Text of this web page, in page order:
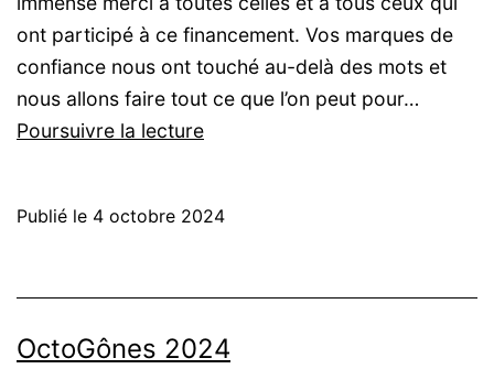
ont participé à ce financement. Vos marques de
confiance nous ont touché au-delà des mots et
nous allons faire tout ce que l’on peut pour…
Poursuivre la lectureLa
est
Publié le 4 octobre 2024
OctoGônes 2024